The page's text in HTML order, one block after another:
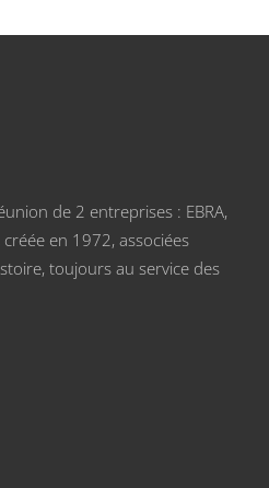
de 2 entreprises : EBRA,
en 1972, associées
toujours au service des